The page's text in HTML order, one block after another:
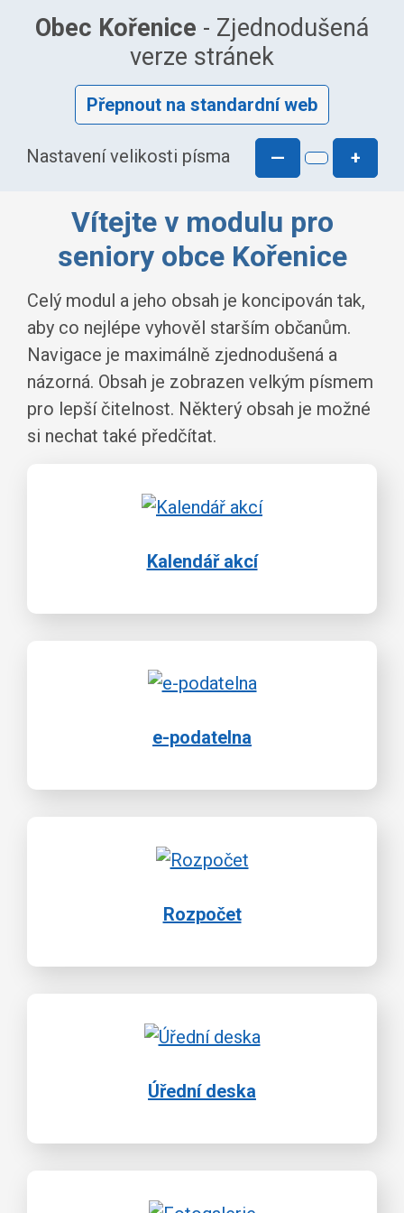
Obec Kořenice - Zjednodušená
verze stránek
Přepnout na standardní web
Nastavení velikosti písma — +
Vítejte v modulu pro
seniory obce Kořenice
Celý modul a jeho obsah je koncipován tak,
aby co nejlépe vyhověl starším občanům.
Navigace je maximálně zjednodušená a
názorná. Obsah je zobrazen velkým písmem
pro lepší čitelnost. Některý obsah je možné
si nechat také předčítat.
Kalendář akcí
e-podatelna
Rozpočet
Úřední deska